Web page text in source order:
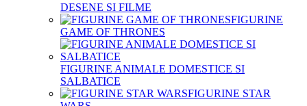
DESENE SI FILME
FIGURINE
GAME OF THRONES
FIGURINE ANIMALE DOMESTICE SI
SALBATICE
FIGURINE STAR